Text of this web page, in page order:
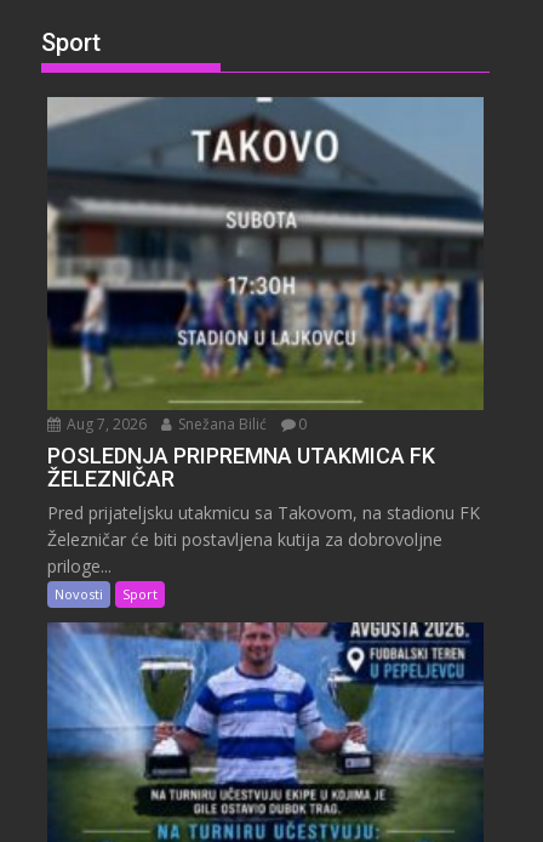
Sport
Aug 7, 2026 Snežana Bilić 0
POSLEDNJA PRIPREMNA UTAKMICA FK
ŽELEZNIČAR
Pred prijateljsku utakmicu sa Takovom, na stadionu FK
Železničar će biti postavljena kutija za dobrovoljne
priloge...
Novosti Sport